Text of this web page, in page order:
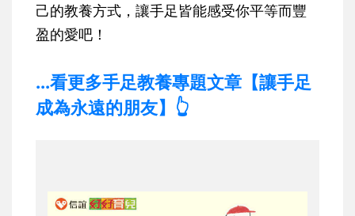
己的教養方式，讓手足皆能感受你平等而豐
盈的愛吧！
...看更多手足教養專題文章【讓手足
成為永遠的朋友】👆